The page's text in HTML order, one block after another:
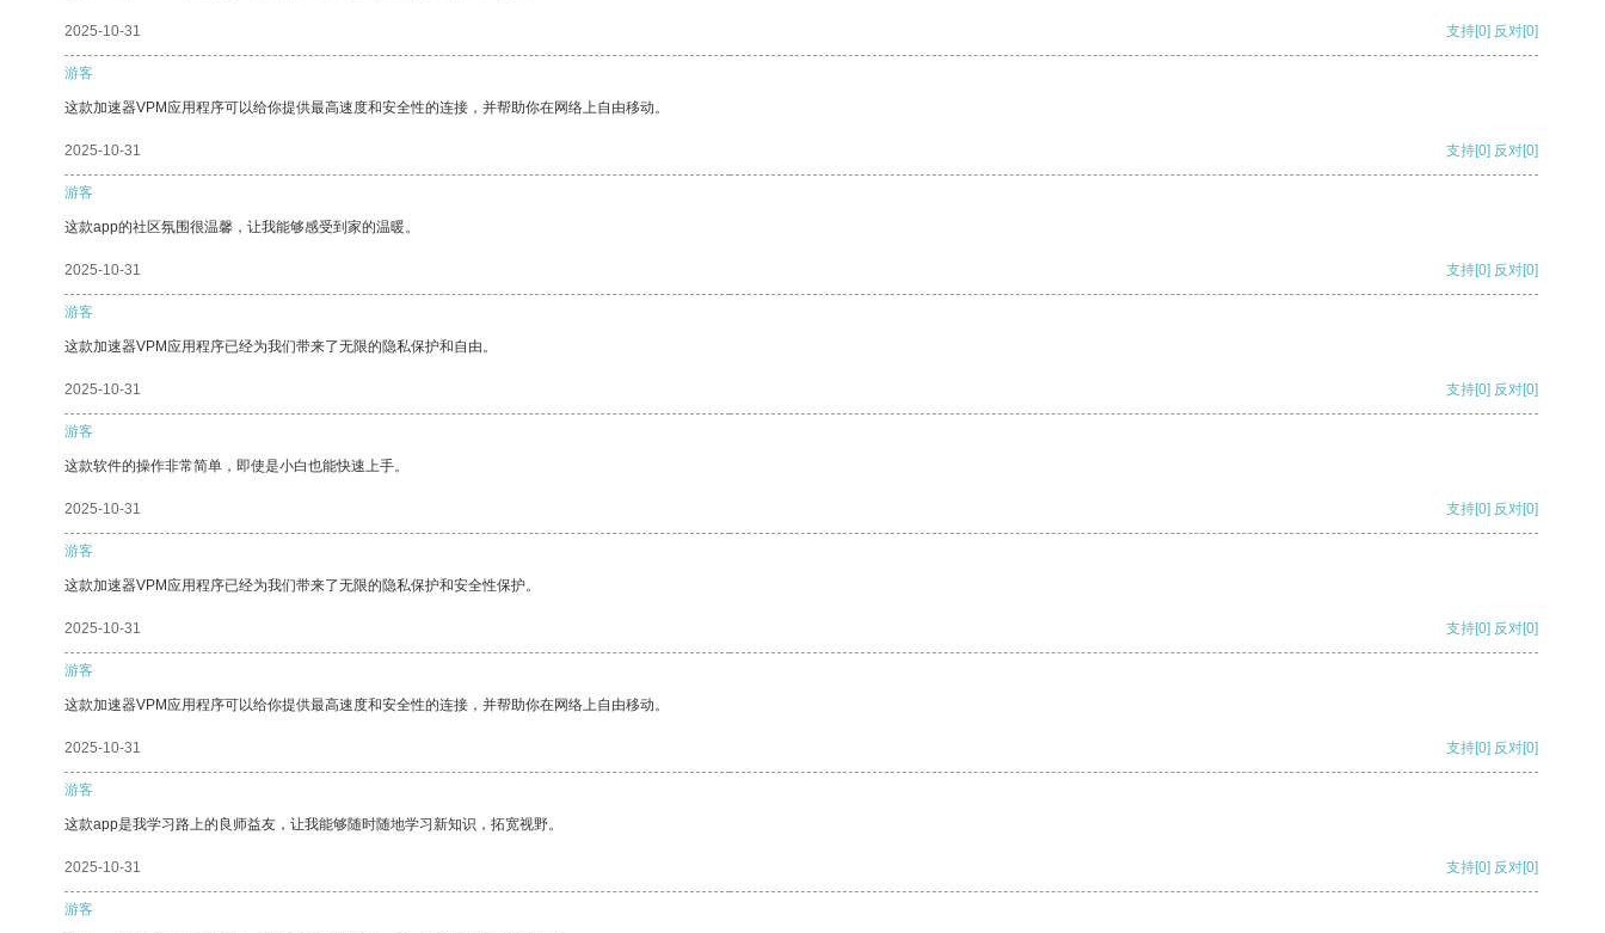
2025-10-31 支持[0] 反对[0]
游客
这款加速器VPM应用程序可以给你提供最高速度和安全性的连接，并帮助你在网络上自由移动。
2025-10-31 支持[0] 反对[0]
游客
这款app的社区氛围很温馨，让我能够感受到家的温暖。
2025-10-31 支持[0] 反对[0]
游客
这款加速器VPM应用程序已经为我们带来了无限的隐私保护和自由。
2025-10-31 支持[0] 反对[0]
游客
这款软件的操作非常简单，即使是小白也能快速上手。
2025-10-31 支持[0] 反对[0]
游客
这款加速器VPM应用程序已经为我们带来了无限的隐私保护和安全性保护。
2025-10-31 支持[0] 反对[0]
游客
这款加速器VPM应用程序可以给你提供最高速度和安全性的连接，并帮助你在网络上自由移动。
2025-10-31 支持[0] 反对[0]
游客
这款app是我学习路上的良师益友，让我能够随时随地学习新知识，拓宽视野。
2025-10-31 支持[0] 反对[0]
游客